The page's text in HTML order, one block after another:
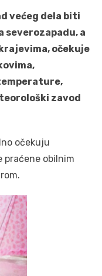
većeg dela biti
severozapadu, a
očekuje
zavod
očekuju
praćene obilnim